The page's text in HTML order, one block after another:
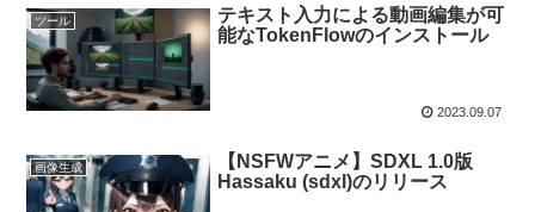
ツール
テキスト入力による動画編集が可
能なTokenFlowのインストール
2023.09.07
画像生成
【NSFWアニメ】SDXL 1.0版
Hassaku (sdxl)のリリース